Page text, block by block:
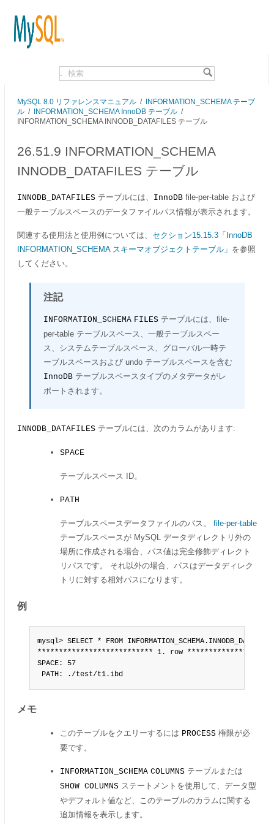
MySQL 8.0 リファレンスマニュアル / INFORMATION_SCHEMA テーブ
ル / INFORMATION_SCHEMA InnoDB テーブル /
INFORMATION_SCHEMA INNODB_DATAFILES テーブル
26.51.9 INFORMATION_SCHEMA
INNODB_DATAFILES テーブル
INNODB_DATAFILES テーブルには、 InnoDB file-per-table および
一般テーブルスペースのデータファイルパス情報が表示されます。
関連する使用法と使用例については、 セクション15.15.3「InnoDB
INFORMATION_SCHEMA スキーマオブジェクトテーブル」 を参照
してください。
注記
INFORMATION_SCHEMA FILES テーブルには、file-
per-table テーブルスペース、一般テーブルスペー
ス、システムテーブルスペース、グローバル一時テ
ーブルスペースおよび undo テーブルスペースを含む
InnoDB テーブルスペースタイプのメタデータがレ
ポートされます。
INNODB_DATAFILES テーブルには、次のカラムがあります:
SPACE
テーブルスペース ID。
PATH
テーブルスペースデータファイルのパス。 file-per-table
テーブルスペースが MySQL データディレクトリ外の
場所に作成される場合、パス値は完全修飾ディレクト
リパスです。 それ以外の場合、パスはデータディレク
トリに対する相対パスになります。
例
mysql> SELECT * FROM
*************************** 1. row
SPACE: 57
PATH: ./test/t1.ibd
メモ
このテーブルをクエリーするには PROCESS 権限が必
要です。
INFORMATION_SCHEMA COLUMNS テーブルまたは
SHOW COLUMNS ステートメントを使用して、データ型
やデフォルト値など、このテーブルのカラムに関する
追加情報を表示します。